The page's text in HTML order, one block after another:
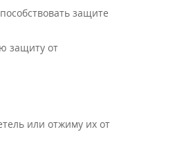
защите
защиту от
или отжиму их от